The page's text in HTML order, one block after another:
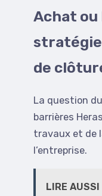
Achat ou
de
La question
barrières
travaux et de
l’entreprise.
LIRE AUSSI